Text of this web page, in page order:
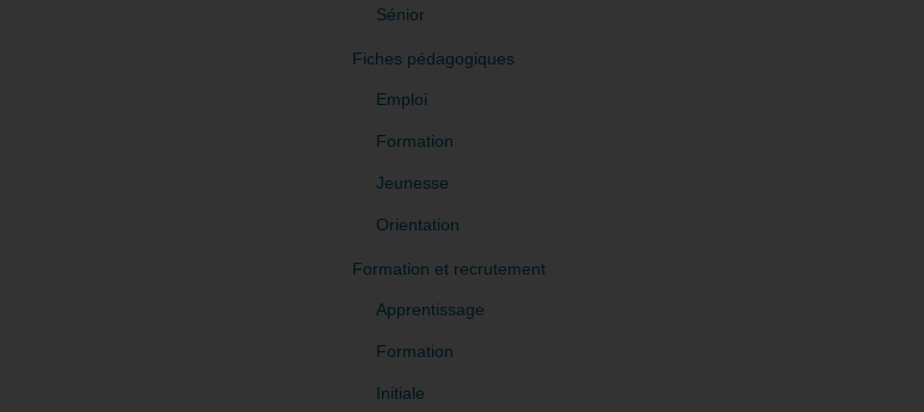
Sénior
Fiches pédagogiques
Emploi
Formation
Jeunesse
Orientation
Formation et recrutement
Apprentissage
Formation
Initiale